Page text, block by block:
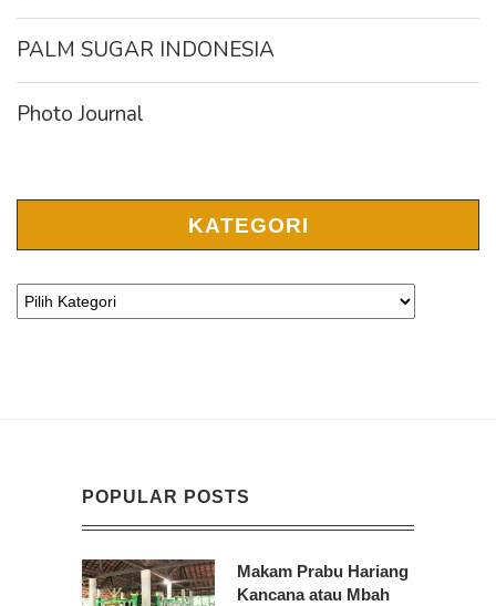
PALM SUGAR INDONESIA
Photo Journal
KATEGORI
POPULAR POSTS
Makam Prabu Hariang
Kancana atau Mbah